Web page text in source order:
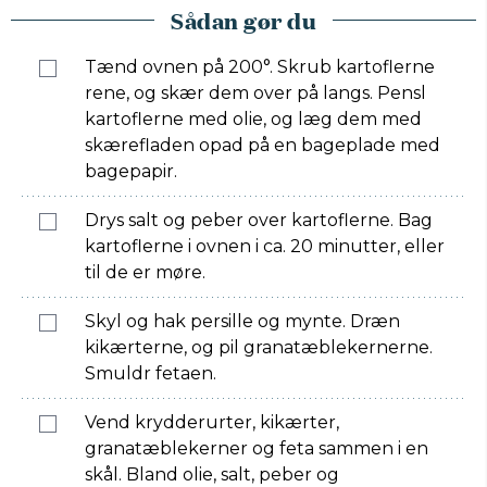
Sådan gør du
Tænd ovnen på 200°. Skrub kartoflerne
rene, og skær dem over på langs. Pensl
kartoflerne med olie, og læg dem med
skærefladen opad på en bageplade med
bagepapir.
Drys salt og peber over kartoflerne. Bag
kartoflerne i ovnen i ca. 20 minutter, eller
til de er møre.
Skyl og hak persille og mynte. Dræn
kikærterne, og pil granatæblekernerne.
Smuldr fetaen.
Vend krydderurter, kikærter,
granatæblekerner og feta sammen i en
skål. Bland olie, salt, peber og